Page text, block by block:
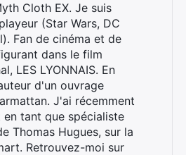
Cloth EX. Je suis
(Star Wars, DC
Fan de cinéma et de
dans le film
LES LYONNAIS. En
d'un ouvrage
J'ai récemment
tant que spécialiste
Thomas Hugues, sur la
Retrouvez-moi sur